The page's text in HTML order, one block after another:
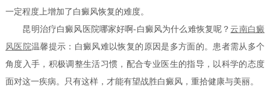
一定程度上增加了白癜风恢复的难度。
昆明治疗白癜风医院哪家好啊-白癜风为什么难恢复呢？云南白癜
风医院温馨提示：白癜风难以恢复的原因是多方面的。患者需从多个
角度入手，积极调整生活习惯，配合专业医生的指导，以科学的态度
面对这一疾病。只有这样，才能有望战胜白癜风，重拾健康与美丽。